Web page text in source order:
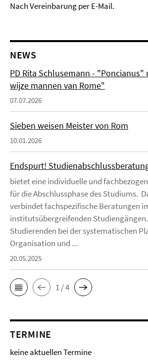
Nach Vereinbarung per E-Mail.
NEWS
PD Rita Schlusemann - "Poncianus"
wijze mannen van Rome"
07.07.2026
Sieben weisen Meister von Rom
10.01.2026
Endspurt!
bietet eine individuelle und
für die Abschlussphase des Studiums.
verbindet fachspezifische Beratungen
institutsübergreifenden
Studierenden bei der systematischen
Organisation und ...
20.05.2025
1 / 4
TERMINE
keine aktuellen Termine